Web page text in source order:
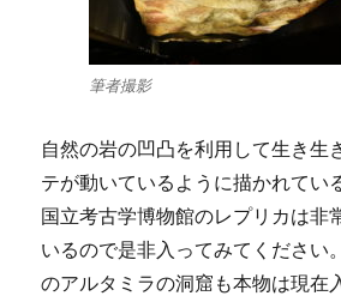
筆者撮影
自然の岩の凹凸を利用して生き生
テが動いているように描かれてい
国立考古学博物館のレプリカは非
いるので是非入ってみてください
のアルタミラの洞窟も本物は現在